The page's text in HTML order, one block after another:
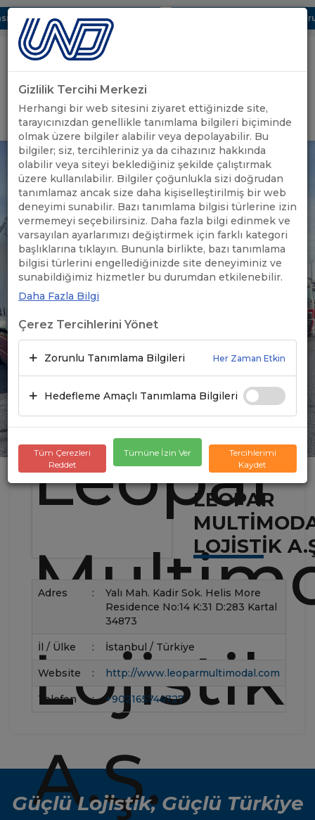
Dijital UBAK Bölümü Hakkında UND, Yunanistan Vize
Uluslararası Nakliyeciler Derneği
GİRİŞ YAP
LEOPAR
LOJISTIK
Adres :
Yalı Mah. Kadir Sok. Helis More
Residence No:14 K:31 D:283 Kartal
34873
İl / Ülke : İstanbul / Türkiye
Website : http://www.leoparmultimodal.com
Telefon : +902165744727
Güçlü Lojistik, Güçlü Türkiye
Gizlilik Tercihi Merkezi
Herhangi bir web sitesini ziyaret ettiğinizde site,
tarayıcınızdan genellikle tanımlama bilgileri biçiminde
olmak üzere bilgiler alabilir veya depolayabilir. Bu
bilgiler; siz, tercihleriniz ya da cihazınız hakkında
olabilir veya siteyi beklediğiniz şekilde çalıştırmak
üzere kullanılabilir. Bilgiler çoğunlukla sizi doğrudan
tanımlamaz ancak size daha kişiselleştirilmiş bir web
deneyimi sunabilir. Bazı tanımlama bilgisi türlerine izin
vermemeyi seçebilirsiniz. Daha fazla bilgi edinmek ve
varsayılan ayarlarımızı değiştirmek için farklı kategori
başlıklarına tıklayın. Bununla birlikte, bazı tanımlama
bilgisi türlerini engellediğinizde site deneyiminiz ve
sunabildiğimiz hizmetler bu durumdan etkilenebilir.
Daha Fazla Bilgi
Çerez Tercihlerini Yönet
Zorunlu Tanımlama Bilgileri Her Zaman Etkin
Hedefleme Amaçlı Tanımlama Bilgileri
Tüm Çerezleri
Reddet
Tümüne İzin Ver
Tercihlerimi
Kaydet